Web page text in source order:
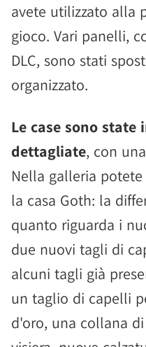
avete utilizzato alla
gioco. Vari panelli,
DLC, sono stati
organizzato.
Le case sono state
dettagliate, con
Nella galleria
la casa Goth: la
quanto riguarda i
due nuovi tagli di
alcuni tagli già
un taglio di capelli
d'oro, una collana